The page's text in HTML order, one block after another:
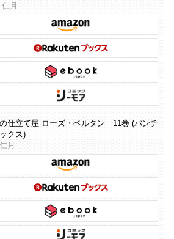
月
仕立て屋 ローズ・ベルタン 11巻 (バンチ
クス)
月